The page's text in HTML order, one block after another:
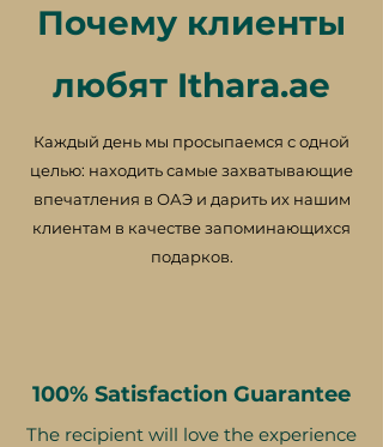
Почему клиенты
любят Ithara.ae
Каждый день мы просыпаемся с одной
целью: находить самые захватывающие
впечатления в ОАЭ и дарить их нашим
клиентам в качестве запоминающихся
подарков.
100% Satisfaction Guarantee
The recipient will love the experience